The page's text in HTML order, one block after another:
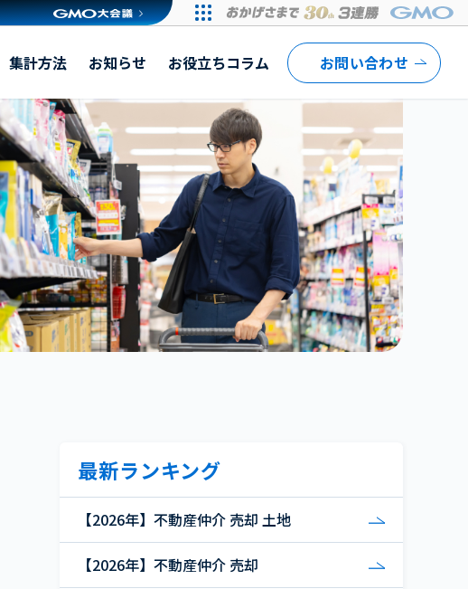
集計方法 お知らせ お役立ちコラム お問い合わせ
最新ランキング
【2026年】不動産仲介 売却 土地
【2026年】不動産仲介 売却